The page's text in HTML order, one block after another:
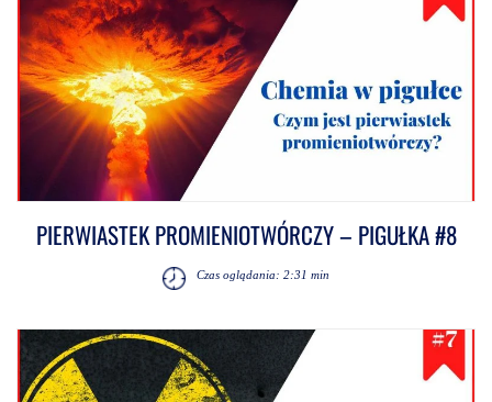
PIERWIASTEK PROMIENIOTWÓRCZY – PIGUŁKA #8
Czas oglądania: 2:31 min